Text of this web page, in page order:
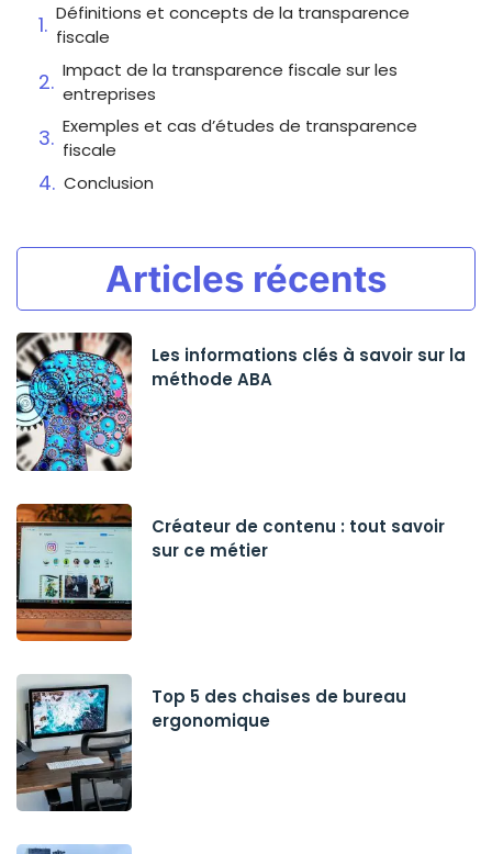
Définitions et concepts de la transparence
fiscale
Impact de la transparence fiscale sur les
entreprises
Exemples et cas d’études de transparence
fiscale
Conclusion
Articles récents
Les informations clés à savoir sur la
méthode ABA
Créateur de contenu : tout savoir
sur ce métier
Top 5 des chaises de bureau
ergonomique